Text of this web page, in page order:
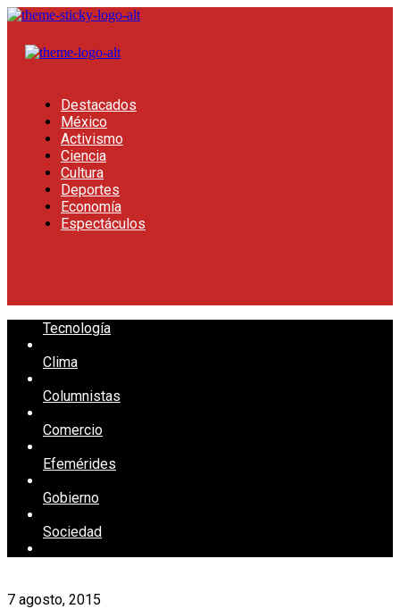
Destacados
México
Activismo
Ciencia
Cultura
Deportes
Economía
Espectáculos
Tecnología
Clima
Columnistas
Comercio
Efemérides
Gobierno
Sociedad
7 agosto, 2015